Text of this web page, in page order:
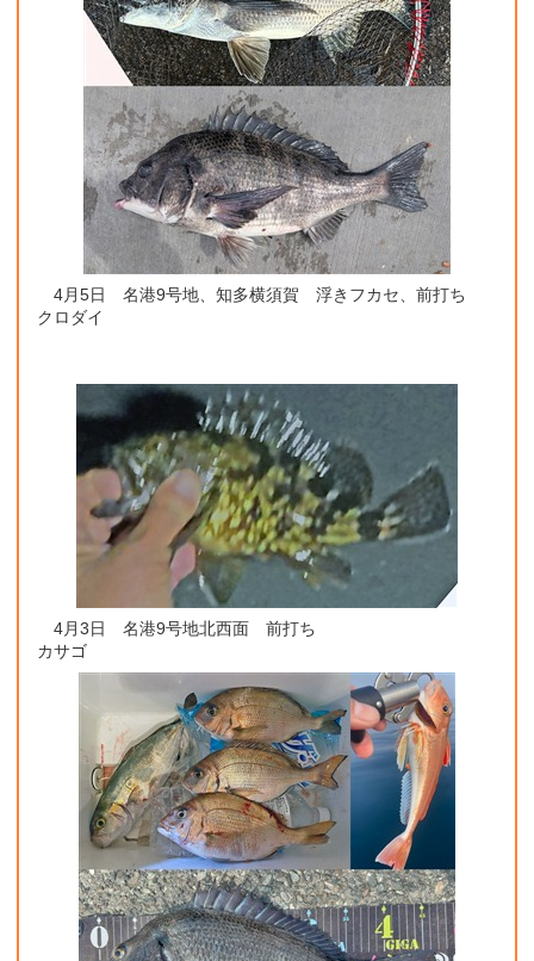
4月5日 名港9号地、知多横須賀 浮きフカセ、前打ち
クロダイ
4月3日 名港9号地北西面 前打ち
カサゴ